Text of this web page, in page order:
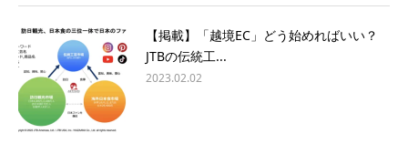
【掲載】「越境EC」どう始めればいい？
JTBの伝統工...
2023.02.02